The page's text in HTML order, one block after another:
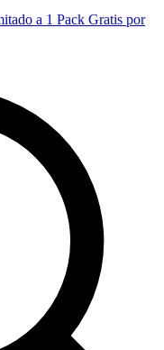
a 1 Pack Gratis por